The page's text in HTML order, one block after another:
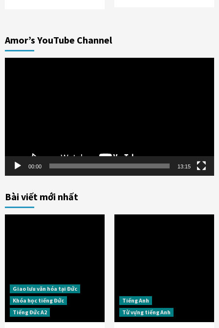
Amor’s YouTube Channel
00:00 13:15
Bài viết mới nhất
Giao lưu văn hóa tại Đức
Khóa học tiếng Đức
Tiếng Đức A2
Tiếng Anh
Từ vựng tiếng Anh